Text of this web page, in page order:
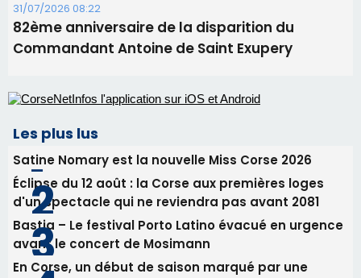
31/07/2026 08:22
82ème anniversaire de la disparition du
Commandant Antoine de Saint Exupery
Les plus lus
Satine Nomary est la nouvelle Miss Corse 2026
Éclipse du 12 août : la Corse aux premières loges
d'un spectacle qui ne reviendra pas avant 2081
Bastia – Le festival Porto Latino évacué en urgence
avant le concert de Mosimann
En Corse, un début de saison marqué par une